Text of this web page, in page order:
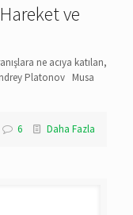
ve
ne acıya katılan,
Platonov Musa
6 Daha Fazla